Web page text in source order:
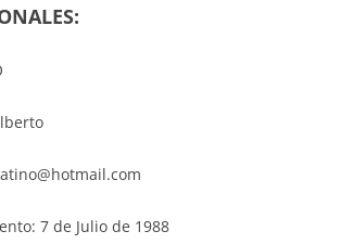
7 de Julio de 1988